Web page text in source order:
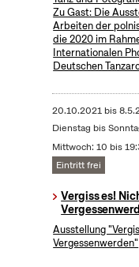
Zu Gast: Die
Arbeiten der
die 2020 im
Internationalen
Deutschen
20.10.2021bis
Dienstag bis
Mittwoch: 10 bis
Eintritt frei
Vergiss es!
Ausstellung
Vergessenwerden"